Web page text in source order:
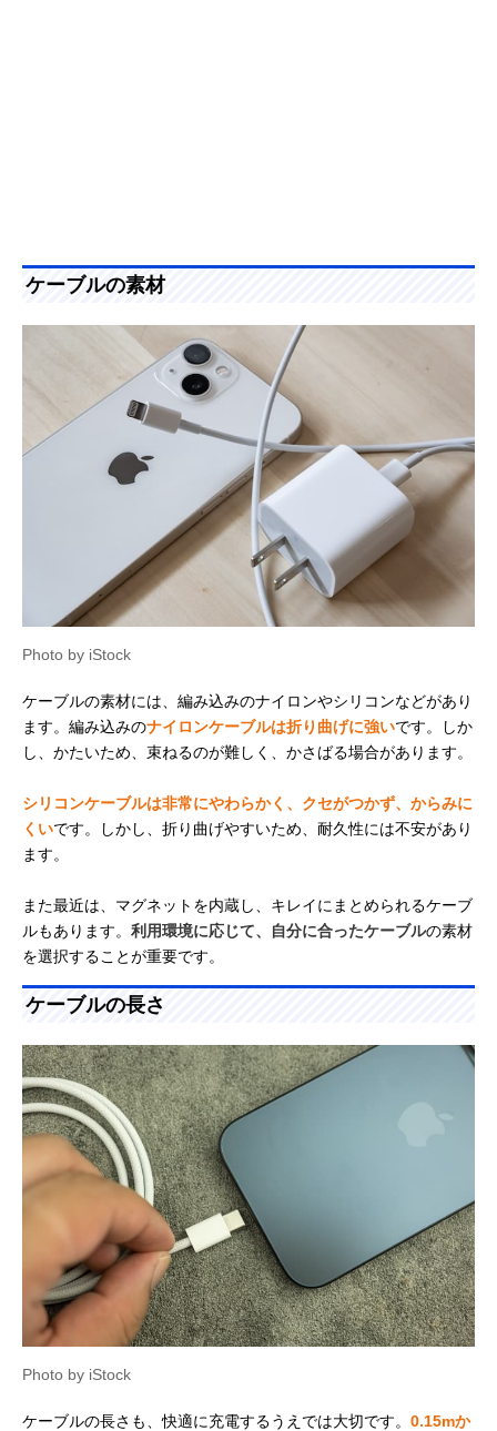
ケーブルの素材
Photo by iStock
ケーブルの素材には、編み込みのナイロンやシリコンなどがあり
ます。編み込みのナイロンケーブルは折り曲げに強いです。しか
し、かたいため、束ねるのが難しく、かさばる場合があります。
シリコンケーブルは非常にやわらかく、クセがつかず、からみに
くいです。しかし、折り曲げやすいため、耐久性には不安があり
ます。
また最近は、マグネットを内蔵し、キレイにまとめられるケーブ
ルもあります。 利用環境に応じて、自分に合ったケーブルの素材
を選択することが重要です。
ケーブルの長さ
Photo by iStock
ケーブルの長さも、快適に充電するうえでは大切です。 0.15mか